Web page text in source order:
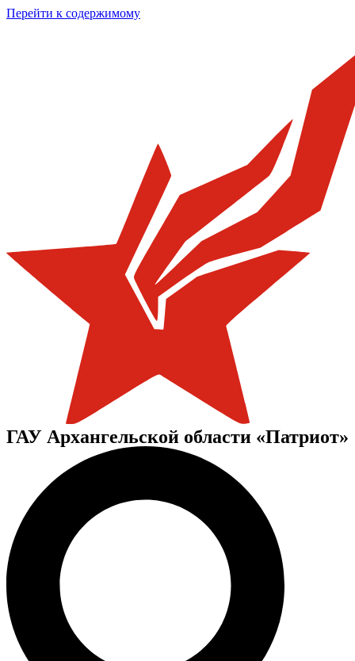
Перейти к содержимому
ГАУ Архангельской области «Патриот»